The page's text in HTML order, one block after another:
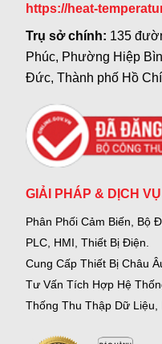
https://heat-
Trụ sở chính: 135
Phúc, Phường Hiệp
Đức, Thành phố Hồ
GIẢI PHÁP & DỊCH VỤ
Phân Phối Cảm Biến, Bộ
PLC, HMI, Thiết Bị Điện.
Cung Cấp Thiết Bị Châu
Tư Vấn Tích Hợp Hệ
Thống Thu Thập Dữ Liệu,